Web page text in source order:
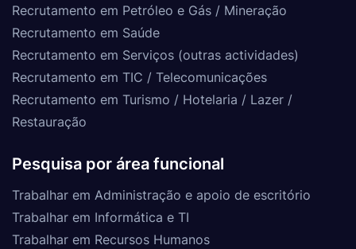
Recrutamento em Petróleo e Gás / Mineração
Recrutamento em Saúde
Recrutamento em Serviços (outras actividades)
Recrutamento em TIC / Telecomunicações
Recrutamento em Turismo / Hotelaria / Lazer /
Restauração
Pesquisa por área funcional
Trabalhar em Administração e apoio de escritório
Trabalhar em Informática e TI
Trabalhar em Recursos Humanos